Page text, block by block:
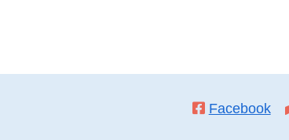
Facebook